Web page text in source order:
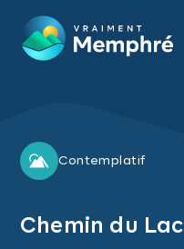
Contemplatif
Chemin du Lac